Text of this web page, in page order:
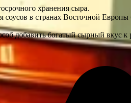
хранения сыра.
в странах Восточной Европы
добавить богатый сырный вкус